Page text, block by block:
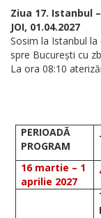
Ziua 17. Istanbul
JOI, 01.04.2027
Sosim la Istanbul
spre București cu
La ora 08:10
PERIOADĂ
PROGRAM
16 martie – 1
aprilie 2027